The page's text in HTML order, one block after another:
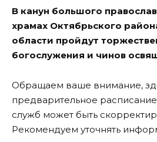
В канун большого
храмах Октябрьского
области пройдут
богослужения и чинов
Обращаем ваше внимание,
предварительное расписание
служб может быть
Рекомендуем уточнять